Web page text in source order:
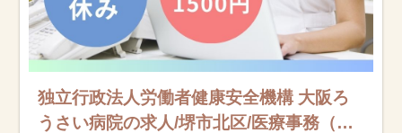
独立行政法人労働者健康安全機構 大阪ろ
うさい病院の求人/堺市北区/医療事務（受